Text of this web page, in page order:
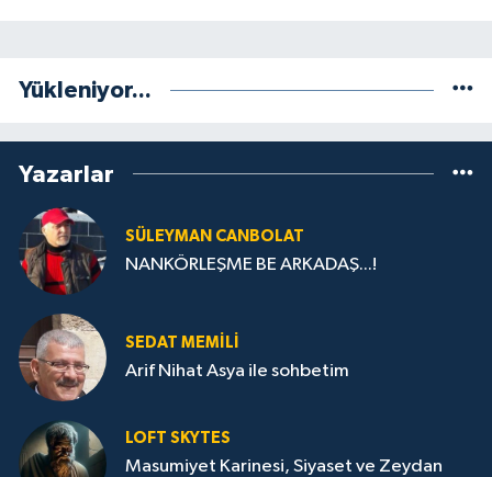
Yükleniyor...
Yazarlar
SÜLEYMAN CANBOLAT
NANKÖRLEŞME BE ARKADAŞ...!
SEDAT MEMILI
Arif Nihat Asya ile sohbetim
LOFT SKYTES
Masumiyet Karinesi, Siyaset ve Zeydan